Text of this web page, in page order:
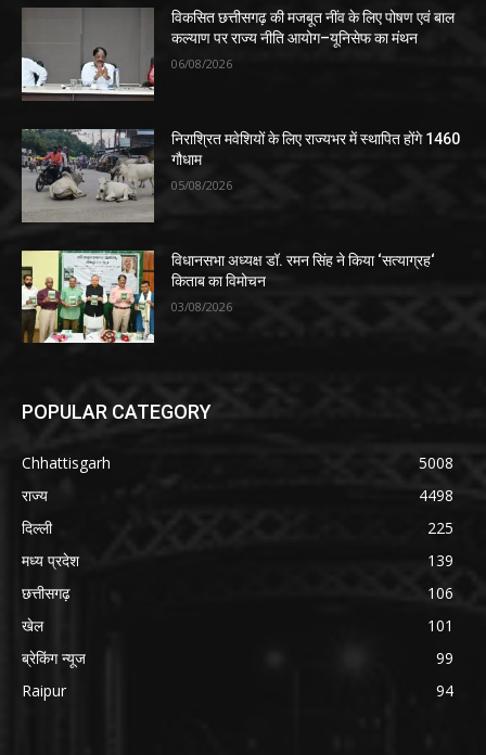
विकसित छत्तीसगढ़ की मजबूत नींव के लिए पोषण एवं बाल
कल्याण पर राज्य नीति आयोग–यूनिसेफ का मंथन
06/08/2026
निराश्रित मवेशियों के लिए राज्यभर में स्थापित होंगे 1460
गौधाम
05/08/2026
विधानसभा अध्यक्ष डॉ. रमन सिंह ने किया ‘सत्याग्रह‘
किताब का विमोचन
03/08/2026
POPULAR CATEGORY
Chhattisgarh
5008
राज्य
4498
दिल्ली
225
मध्य प्रदेश
139
छत्तीसगढ़
106
खेल
101
ब्रेकिंग न्यूज
99
Raipur
94